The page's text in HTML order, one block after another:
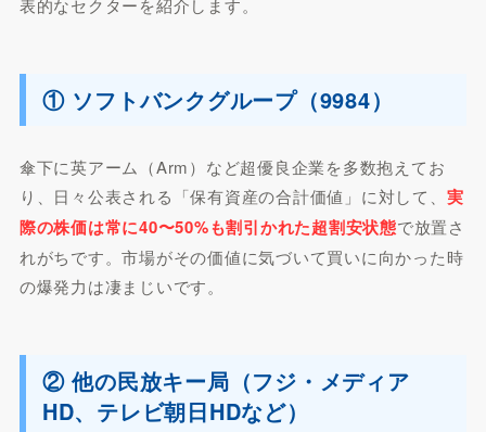
表的なセクターを紹介します。
① ソフトバンクグループ（9984）
傘下に英アーム（Arm）など超優良企業を多数抱えてお
り、日々公表される「保有資産の合計価値」に対して、 実
際の株価は常に40〜50%も割引かれた超割安状態で放置さ
れがちです。市場がその価値に気づいて買いに向かった時
の爆発力は凄まじいです。
② 他の民放キー局（フジ・メディア
HD、テレビ朝日HDなど）